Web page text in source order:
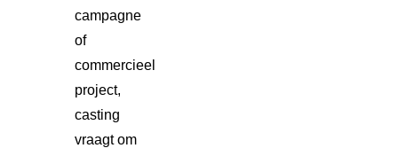
campagne
of
commercieel
project,
casting
vraagt om